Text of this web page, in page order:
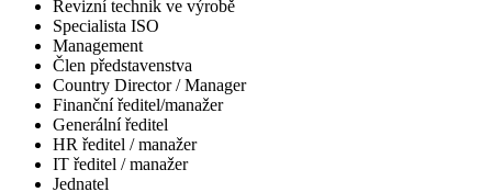
Revizní technik ve výrobě
Specialista ISO
Management
Člen představenstva
Country Director / Manager
Finanční ředitel/manažer
Generální ředitel
HR ředitel / manažer
IT ředitel / manažer
Jednatel